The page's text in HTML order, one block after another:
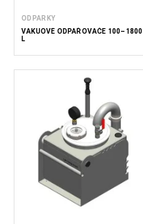
ODPARKY
VAKUOVÉ ODPAŘOVAČE 100–1800
L